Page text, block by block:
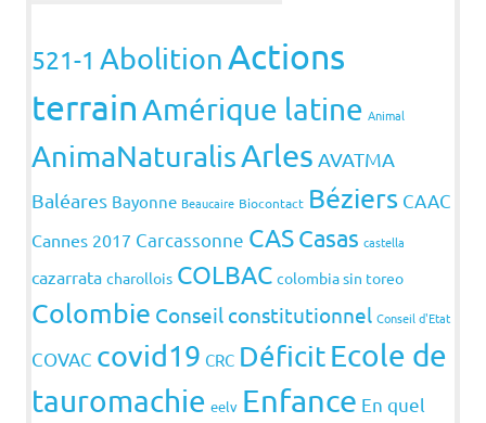
521-1 AbolitionActions
terrainAmérique latine Animal
AnimaNaturalisArles AVATMA
Baléares Bayonne Beaucaire Biocontact Béziers CAAC
Cannes 2017 Carcassonne CASCasas castella
cazarrata charollois COLBAC colombia sin toreo
Colombie Conseil constitutionnel Conseil d'Etat
COVAC covid19 CRC DéficitEcole de
tauromachie eelv Enfance En quel